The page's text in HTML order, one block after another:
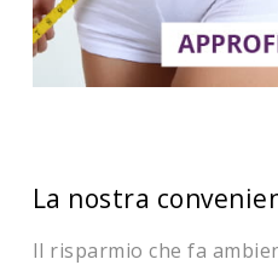
La nostra
Il risparmio che fa